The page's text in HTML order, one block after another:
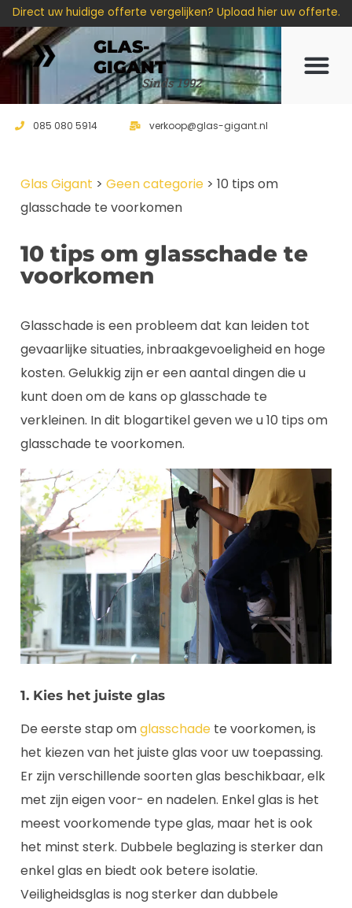
Direct uw huidige offerte vergelijken? Upload hier uw offerte.
GLAS-
GIGANT
Sinds 1992
085 080 5914 verkoop@glas-gigant.nl
Glas Gigant > Geen categorie > 10 tips om
glasschade te voorkomen
10 tips om glasschade te
voorkomen
Glasschade is een probleem dat kan leiden tot
gevaarlijke situaties, inbraakgevoeligheid en hoge
kosten. Gelukkig zijn er een aantal dingen die u
kunt doen om de kans op glasschade te
verkleinen. In dit blogartikel geven we u 10 tips om
glasschade te voorkomen.
1. Kies het juiste glas
De eerste stap omglasschade te voorkomen, is
het kiezen van het juiste glas voor uw toepassing.
Er zijn verschillende soorten glas beschikbaar, elk
met zijn eigen voor- en nadelen. Enkel glas is het
meest voorkomende type glas, maar het is ook
het minst sterk. Dubbele beglazing is sterker dan
enkel glas en biedt ook betere isolatie.
Veiligheidsglas is nog sterker dan dubbele